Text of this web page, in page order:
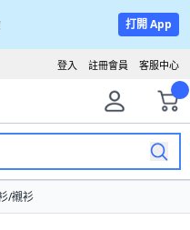
打開 App
客服中心
註冊會員
登入
/襯衫